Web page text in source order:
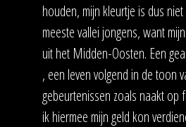
houden, mijn kleurtje is dus
meeste vallei jongens, want
uit het Midden-Oosten. Een
, een leven volgend in de toon
gebeurtenissen zoals naakt op
ik hiermee mijn geld kon